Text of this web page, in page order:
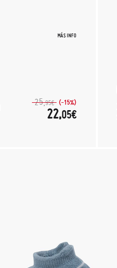
MÁS INFO
25,95€ (-15%)
22,05€